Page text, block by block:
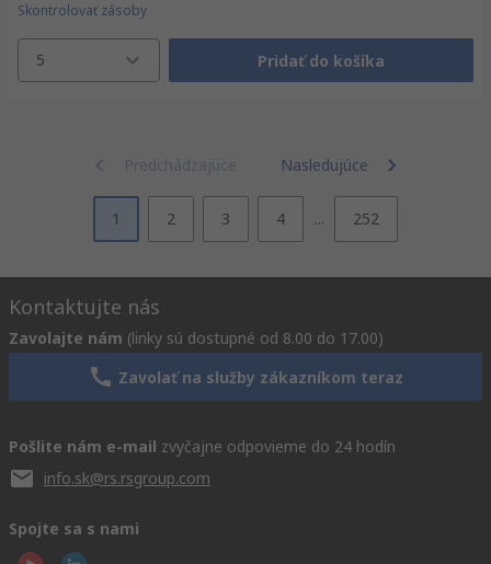
Skontrolovať zásoby
5 Pridať do košíka
Predchádzajúce Nasledujúce
1 2 3 4 ... 252
Kontaktujte nás
Zavolajte nám (linky sú dostupné od 8.00 do 17.00)
Zavolať na služby zákazníkom teraz
Pošlite nám e-mail zvyčajne odpovieme do 24 hodín
info.sk@rs.rsgroup.com
Spojte sa s nami